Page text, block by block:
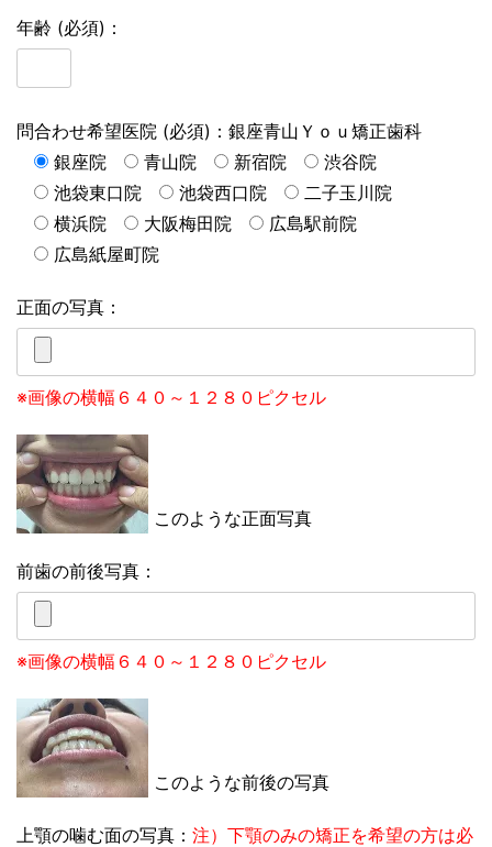
年齢 (必須)：
問合わせ希望医院 (必須)：銀座青山Ｙｏｕ矯正歯科
銀座院
青山院 新宿院
渋谷院
池袋東口院
池袋西口院
二子玉川院
横浜院
大阪梅田院
広島駅前院
広島紙屋町院
正面の写真：
※画像の横幅６４０～１２８０ピクセル
このような正面写真
前歯の前後写真：
※画像の横幅６４０～１２８０ピクセル
このような前後の写真
上顎の噛む面の写真： 注）下顎のみの矯正を希望の方は必